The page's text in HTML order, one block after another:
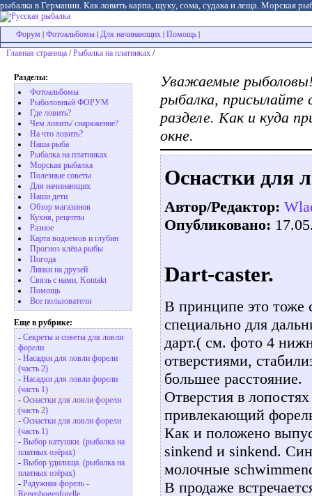
рыбалка в Германии. Как ловить карпа, щуку, сома, судака и леща. Морская
Форум Фотоальбомы Для начинающих Помощь
Главная страница /Рыбалка на платниках /
Разделы:
Фотоальбомы
Рыболовный ФОРУМ
Где ловить?
Чем ловить/ снаряжение?
На что ловить?
Наша рыба
Рыбалка на платниках
Морская рыбалка
Полезные советы
Для начинающих
Наши дети
Обзор магазинов
Кухня, рецепты
Разное
Карта водоемов и глубин
Прогноз клёва рыбы
Погода
Линки на друзей
Связь с нами, Kontakt
Помощь
Все пользователи
Еще в рубрике:
- Секреты и советы для ловли
форели
- Насадки для ловли форели
(часть 2)
- Насадки для ловли форели
(часть 1)
- Oснастки для ловли форели
(часть 2)
- Oснастки для ловли форели
(часть 1)
- Выбор катушки. (рыбалка на
платных озёрах)
- Выбор удилища. (рыбалка на
платных озёрах)
- Радужная форель -
Regenbogenforelle
Уважаемые
рыбалка, присылайте
разделе. Как и куда
окне.
Oснастки для
Автор/Редактор:
Опубликовано:
Dart-caster.
В принципе это тоже
специально для
дарт.( см. фото 4
отверстиями,
большее расстояние.
Отверстия в
привлекающий
Как и положено
sinkend и sinkend.
молочные
В продаже